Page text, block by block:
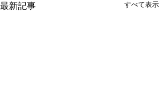
最新記事 すべて表示